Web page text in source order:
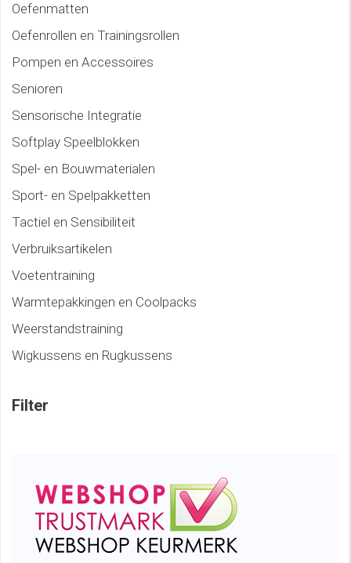
Oefenmatten
Oefenrollen en Trainingsrollen
Pompen en Accessoires
Senioren
Sensorische Integratie
Softplay Speelblokken
Spel- en Bouwmaterialen
Sport- en Spelpakketten
Tactiel en Sensibiliteit
Verbruiksartikelen
Voetentraining
Warmtepakkingen en Coolpacks
Weerstandstraining
Wigkussens en Rugkussens
Filter